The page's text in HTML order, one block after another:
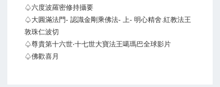
♤六度波羅密修持攝要
♤大圓滿法門- 認識金剛乘佛法- 上- 明心精舍.紅教法王
敦珠仁波切
♤尊貴第十六世‧十七世大寶法王噶瑪巴全球影片
♤佛歡喜月